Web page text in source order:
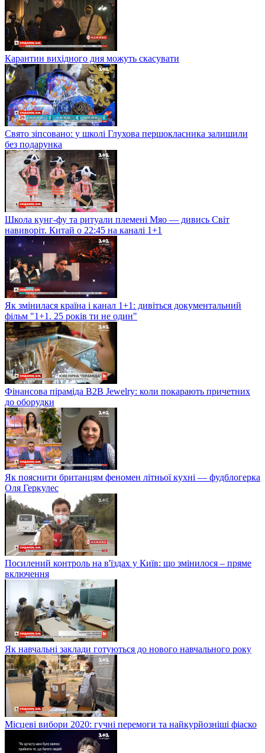
Карантин вихідного дня можуть скасувати
Свято зіпсовано: у школі Глухова першокласника залишили
без подарунка
Школа кунг-фу та ритуали племені Мяо — дивись Світ
навиворіт. Китай о 22:45 на каналі 1+1
Як змінилася країна і канал 1+1: дивіться документальний
фільм "1+1. 25 років ти не один"
Фінансова піраміда B2B Jewelry: коли покарають причетних
до оборудки
Як пояснити британцям феномен літньої кухні — фудблогерка
Оля Геркулес
Посилений контроль на в'їздах у Київ: що змінилося – пряме
включення
Як навчальні заклади готуються до нового навчального року
Місцеві вибори 2020: гучні перемоги та найкурйозніші фіаско